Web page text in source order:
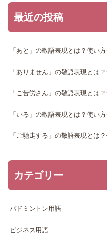
最近の投稿
「あと」の敬語表現とは？使い
「ありません」の敬語表現とは
「ご苦労さん」の敬語表現とは
「いる」の敬語表現とは？使い
「ご馳走する」の敬語表現とは
カテゴリー
バドミントン用語
ビジネス用語